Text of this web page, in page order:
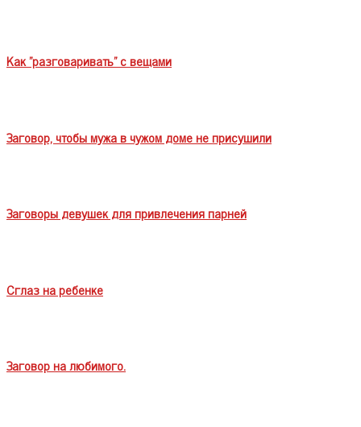
Как "разговаривать" с вещами
Заговор, чтобы мужа в чужом доме не присушили
Заговоры девушек для привлечения парней
Сглаз на ребенке
Заговор на любимого.